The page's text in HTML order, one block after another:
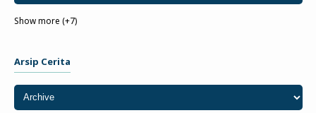
Show more (+7)
Arsip Cerita